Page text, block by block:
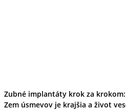
Zubné implantáty krok za
Zem úsmevov je krajšia a život